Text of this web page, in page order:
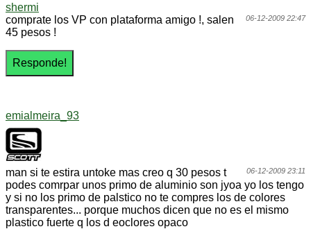
shermi
06-12-2009 22:47
comprate los VP con plataforma amigo !, salen
45 pesos !
emialmeira_93
06-12-2009 23:11
man si te estira untoke mas creo q 30 pesos t
podes comrpar unos primo de aluminio son jyoa yo los tengo
y si no los primo de palstico no te compres los de colores
transparentes... porque muchos dicen que no es el mismo
plastico fuerte q los d eoclores opaco